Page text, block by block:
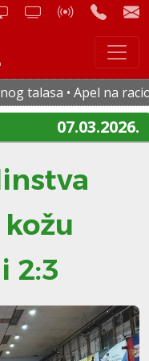
• Apel na
07.03.2026.
2:3